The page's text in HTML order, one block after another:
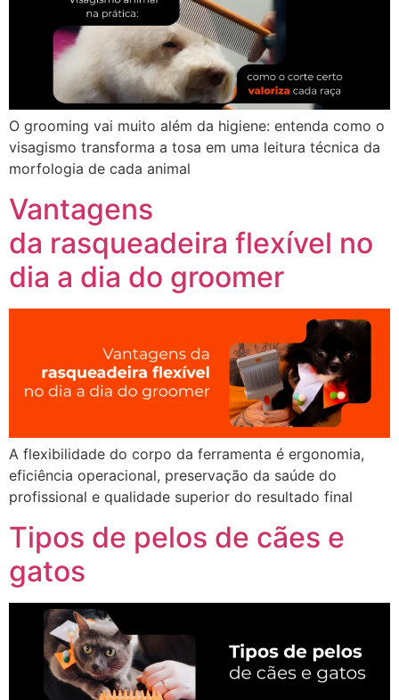
O grooming vai muito além da higiene: entenda como o
visagismo transforma a tosa em uma leitura técnica da
morfologia de cada animal
Vantagens
da rasqueadeira flexível no
dia a dia do groomer
A flexibilidade do corpo da ferramenta é ergonomia,
eficiência operacional, preservação da saúde do
profissional e qualidade superior do resultado final
Tipos de pelos de cães e
gatos